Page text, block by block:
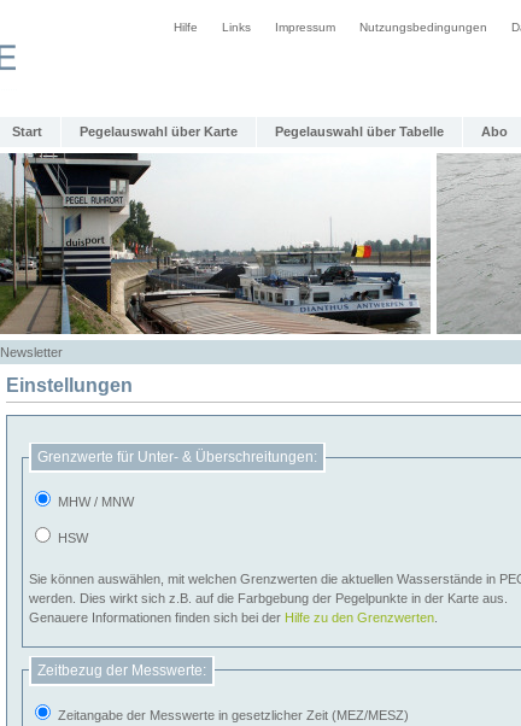
Hilfe Links Impressum Nutzungsbedingungen
Start Pegelauswahl über Karte Pegelauswahl über Tabelle Abo
Newsletter
Einstellungen
Grenzwerte für Unter- & Überschreitungen:
MHW / MNW
HSW
Sie können auswählen, mit welchen Grenzwerten die aktuellen Wasserstände in
werden. Dies wirkt sich z.B. auf die Farbgebung der Pegelpunkte in der Karte aus.
Genauere Informationen finden sich bei der Hilfe zu den Grenzwerten
Zeitbezug der Messwerte:
Zeitangabe der Messwerte in gesetzlicher Zeit (MEZ/MESZ)